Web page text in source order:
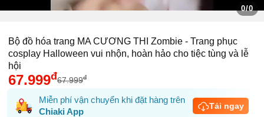
0/0
Bộ đồ hóa trang MA CƯƠNG THI Zombie - Trang phục
cosplay Halloween vui nhộn, hoàn hảo cho tiệc tùng và lễ
hội
67.999đ67.999đ
Miễn phí vận chuyển khi đặt hàng trên
Chiaki App
Tải ngay